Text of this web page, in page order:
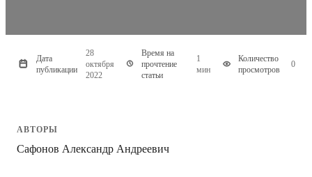
Дата
публикации
28
октября
2022
Время на
прочтение
статьи
1
мин
Количество
просмотров
0
АВТОРЫ
Сафонов Александр Андреевич